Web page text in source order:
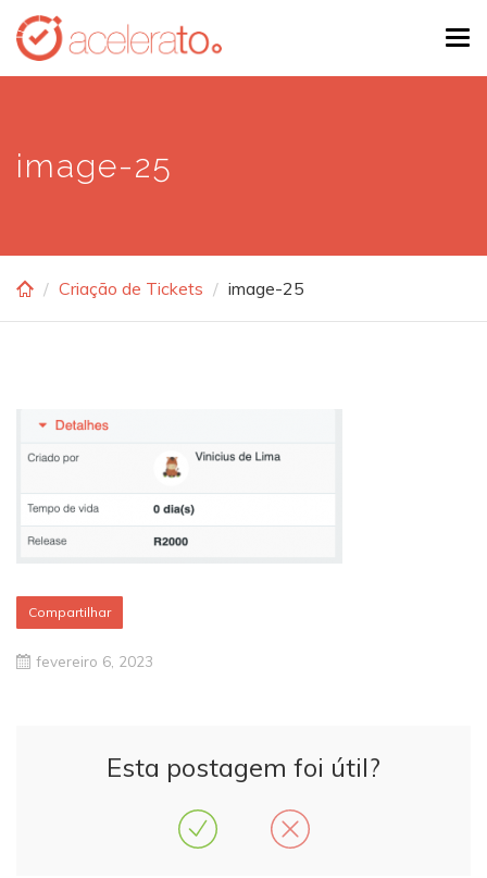
Skip
main
image-25
Criação de Tickets image-25
Compartilhar
fevereiro 6, 2023
Esta postagem foi útil?